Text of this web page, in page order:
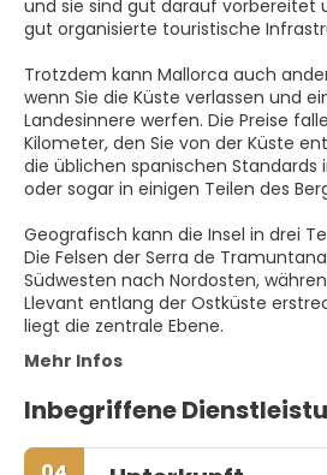
und sie sind gut darauf vorbereitet
gut organisierte touristische
Trotzdem kann Mallorca auch
wenn Sie die Küste verlassen und
Landesinnere werfen. Die Preise
Kilometer, den Sie von der Küste
die üblichen spanischen Standards
oder sogar in einigen Teilen des
Geografisch kann die Insel in drei
Die Felsen der Serra de
Südwesten nach Nordosten,
Llevant entlang der Ostküste
Mehr Infos
Inbegriffene